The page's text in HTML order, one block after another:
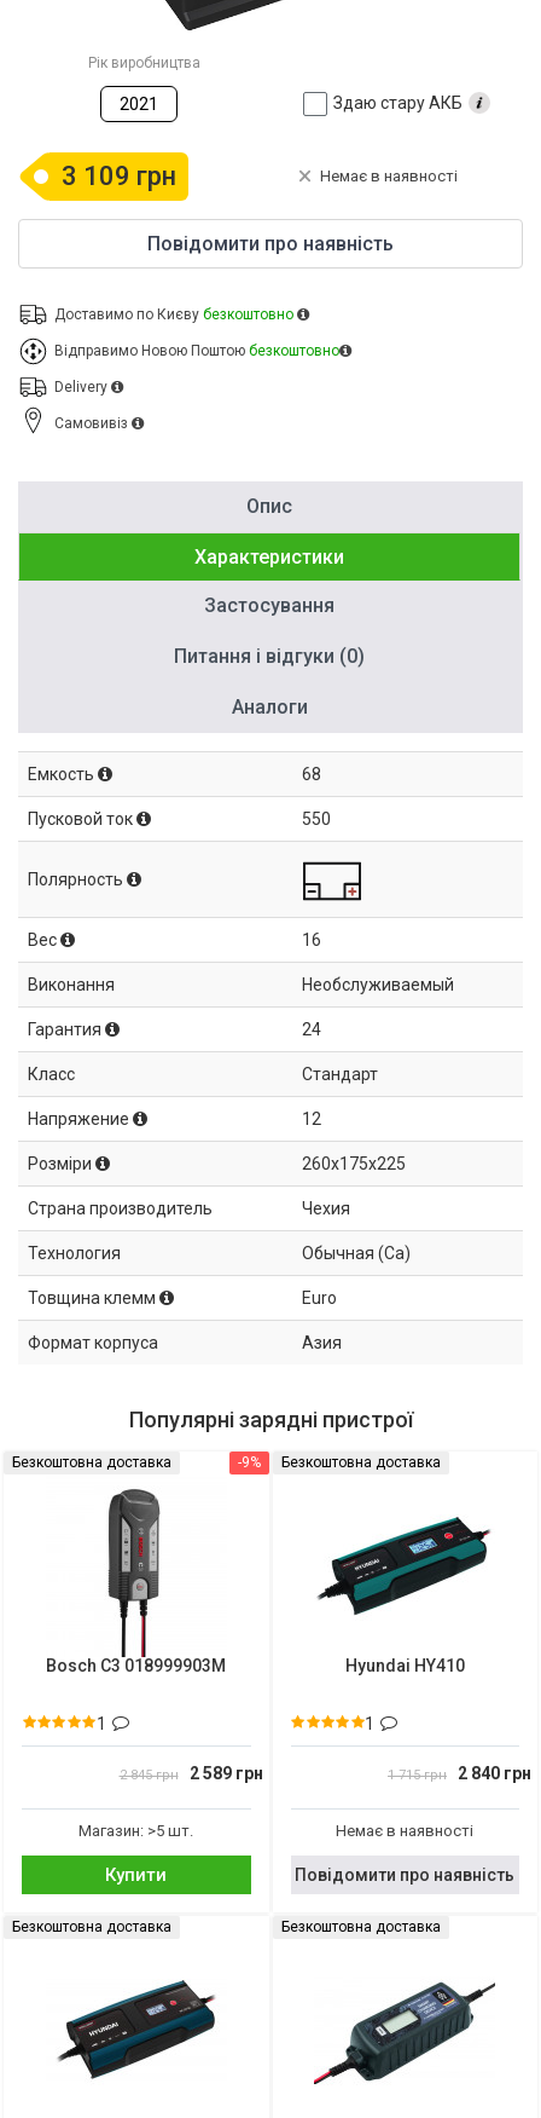
Рік виробництва
2021 Здаю стару АКБ
3 109 грн Немає в наявності
Повідомити про наявність
Доставимо по Києву безкоштовно
Відправимо Новою Поштою безкоштовно
Delivery
Cамовивіз
Опис
Характеристики
Застосування
Питання і відгуки (0)
Аналоги
Емкость 68
Пусковой ток 550
Полярность
Вес 16
Виконання Необслуживаемый
Гарантия 24
Класс Стандарт
Напряжение 12
Розміри 260x175x225
Страна производитель Чехия
Технология Обычная (Ca)
Товщина клемм Euro
Формат корпуса Азия
Популярні зарядні пристрої
-9%
Безкоштовна доставка
Bosch C3 018999903M
1
2 845 грн 2 589 грн
Магазин: >5 шт.
Купити
Безкоштовна доставка
Hyundai HY410
1
1 715 грн 2 840 грн
Немає в наявності
Повідомити про наявність
Безкоштовна доставка Безкоштовна доставка